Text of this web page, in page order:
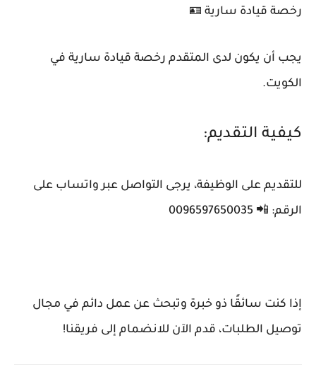
رخصة قيادة سارية 🪪
يجب أن يكون لدى المتقدم رخصة قيادة سارية في
الكويت.
كيفية التقديم:
للتقديم على الوظيفة، يرجى التواصل عبر واتساب على
الرقم: 📲 0096597650035
إذا كنت سائقًا ذو خبرة وتبحث عن عمل دائم في مجال
توصيل الطلبات، قدم الآن للانضمام إلى فريقنا!